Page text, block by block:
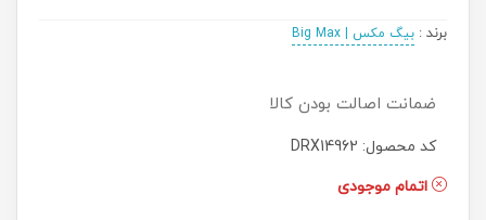
برند : بیگ مکس | Big Max
ضمانت اصالت بودن کالا
کد محصول: DRX14962
اتمام موجودی